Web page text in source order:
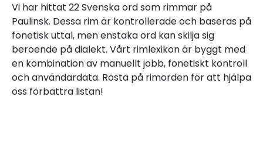
Vi har hittat 22 Svenska ord som rimmar på
Paulinsk. Dessa rim är kontrollerade och baseras på
fonetisk uttal, men enstaka ord kan skilja sig
beroende på dialekt. Vårt rimlexikon är byggt med
en kombination av manuellt jobb, fonetiskt kontroll
och användardata. Rösta på rimorden för att hjälpa
oss förbättra listan!